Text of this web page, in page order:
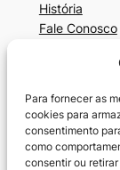
Para fornecer as
cookies para
consentimento
como
consentir ou
História
Fale Conosco
Beleza,
Cronograma
SkinCare
Guia-Unhas